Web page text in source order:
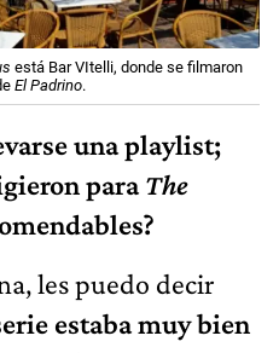
está Bar VItelli, donde se filmaron
El Padrino.
una playlist;
paraThe
les puedo decir
estaba muy bien